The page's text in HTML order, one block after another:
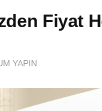
Fiyat
YAPIN